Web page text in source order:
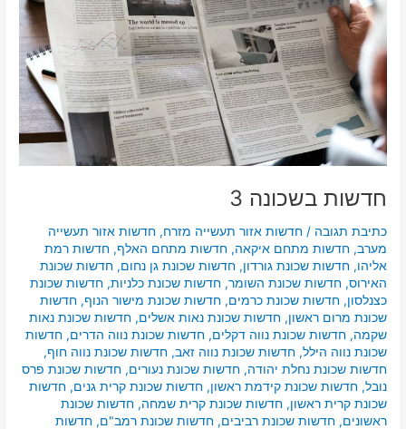
חדשות בשכונה 3
כתיבת תגובה /חדשות אזור תעשייה מזרח,חדשות אזור תעשייה
מערב,חדשות מתחם איקאה,חדשות מתחם האלף,חדשות רמת
אליהו,חדשות שכונת גורדון,חדשות שכונת גן נחום,חדשות שכונת
האירוס,חדשות שכונת השומר,חדשות שכונת כלניות,חדשות שכונת
כצנלסון,חדשות שכונת כרמים,חדשות שכונת מישור הנוף,חדשות
שכונת מרום ראשון,חדשות שכונת נאות אשלים,חדשות שכונת נאות
שקמה,חדשות שכונת נווה דקלים,חדשות שכונת נווה הדרים,חדשות
שכונת נווה הילל,חדשות שכונת נווה זאב,חדשות שכונת נווה חוף,
חדשות שכונת נחלת יהודה,חדשות שכונת נעורים,חדשות שכונת פרס
נובל,חדשות שכונת קידמת ראשון,חדשות שכונת קרית גנים,חדשות
שכונת קרית ראשון,חדשות שכונת קרית שמחה,חדשות שכונת
ראשונים,חדשות שכונת רביבים,חדשות שכונת רמב"ם,חדשות